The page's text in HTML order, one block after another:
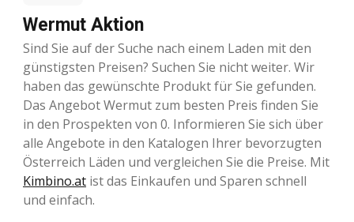
Wermut Aktion
Sind Sie auf der Suche nach einem Laden mit den
günstigsten Preisen? Suchen Sie nicht weiter. Wir
haben das gewünschte Produkt für Sie gefunden.
Das Angebot Wermut zum besten Preis finden Sie
in den Prospekten von 0. Informieren Sie sich über
alle Angebote in den Katalogen Ihrer bevorzugten
Österreich Läden und vergleichen Sie die Preise. Mit
Kimbino.at ist das Einkaufen und Sparen schnell
und einfach.